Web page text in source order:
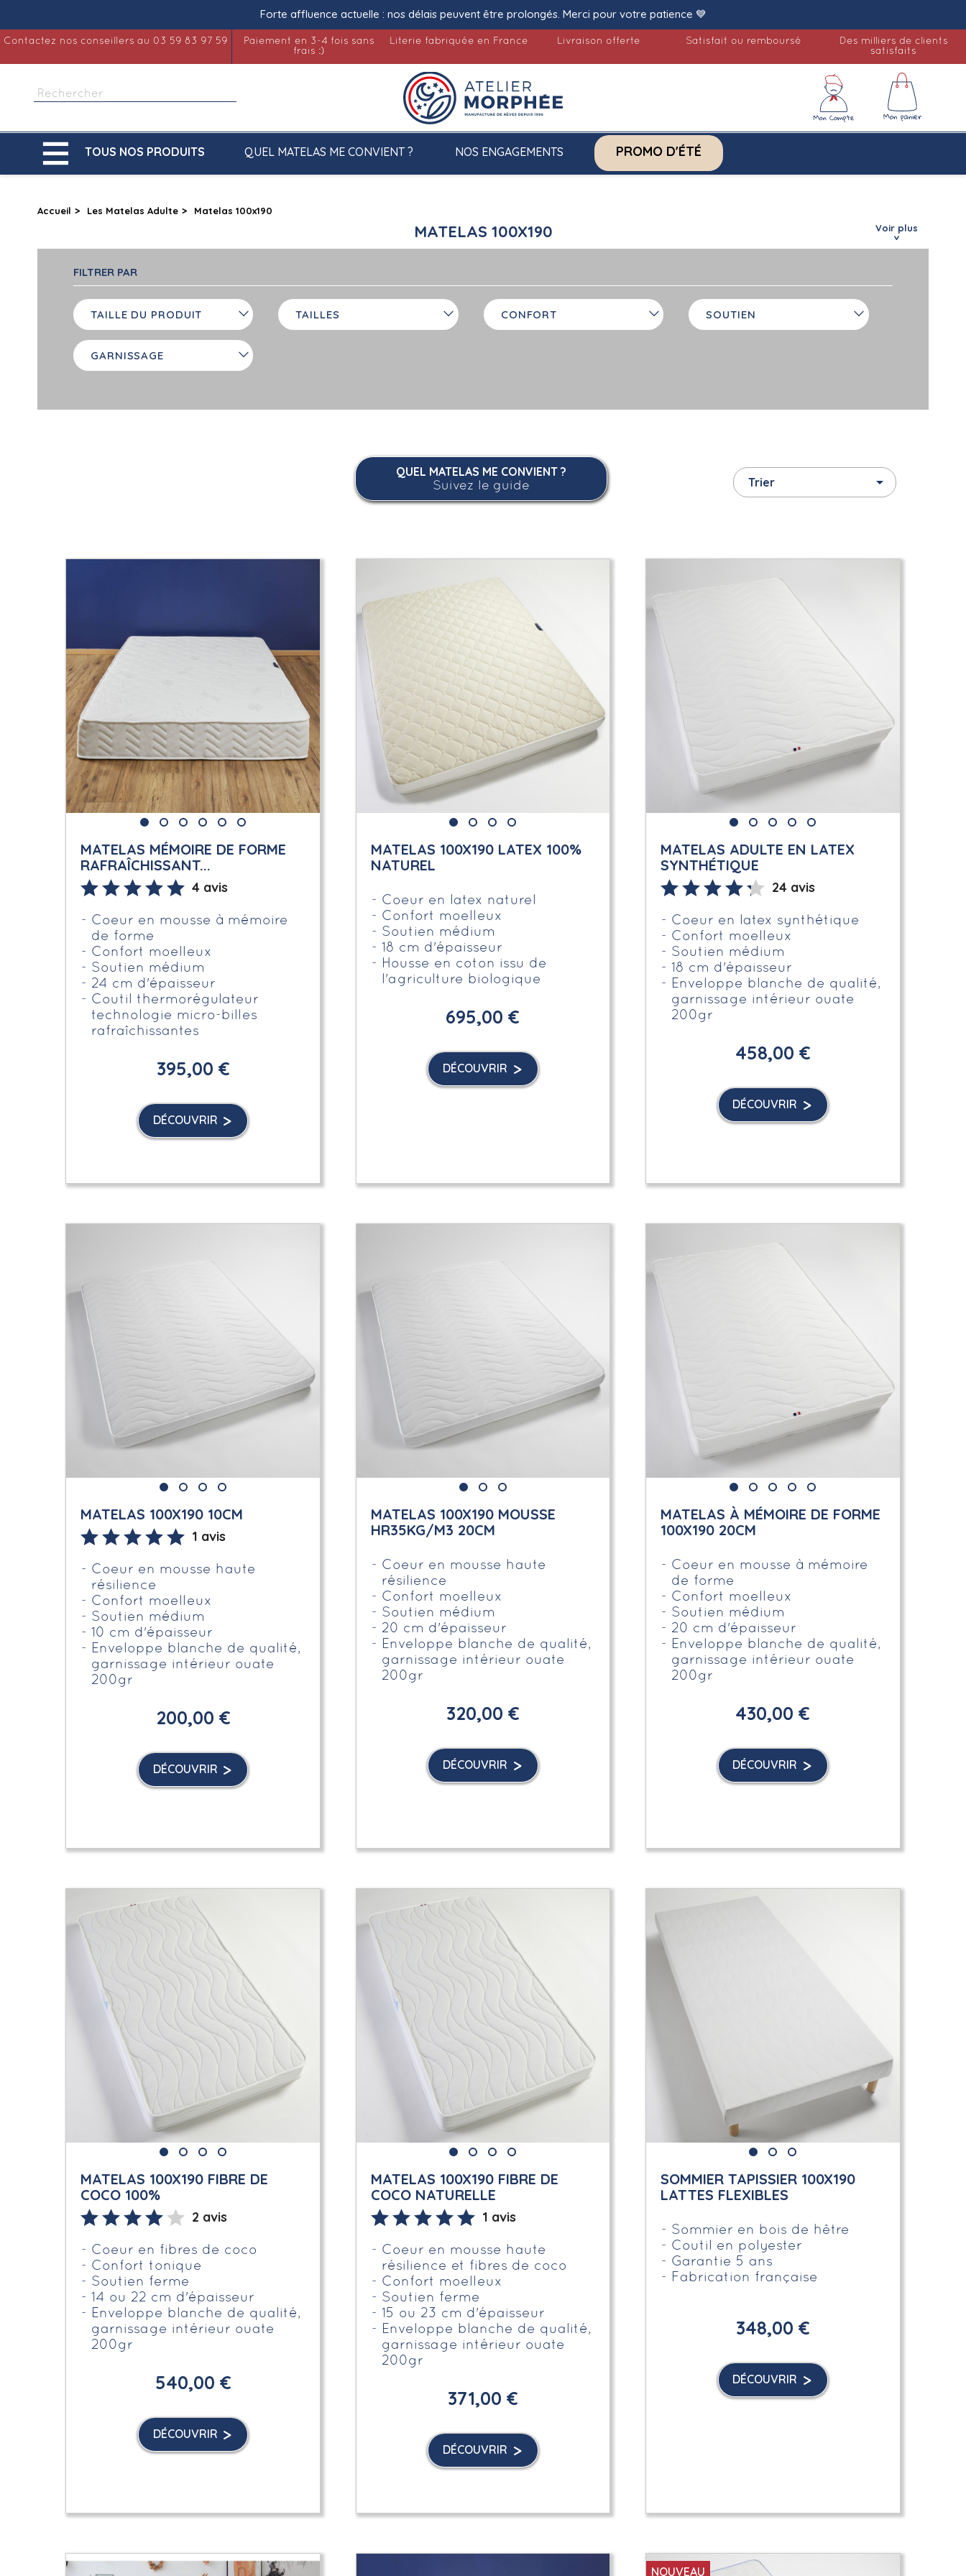
Forte affluence actuelle : nos délais peuvent être prolongés. Merci pour votre patience 💙
Contactez nos conseillers au 03 59 83 97 59
Paiement en 3-4 fois sans
frais :)
Literie fabriquée en France Livraison offerte Satisfait ou remboursé
Des milliers de clients
satisfaits
 TOUS NOS PRODUITS QUEL MATELAS ME CONVIENT ? NOS ENGAGEMENTS PROMO D'ÉTÉ
Accueil Les Matelas Adulte Matelas 100x190
MATELAS 100X190 Voir plus
FILTRER PAR
TAILLE DU PRODUIT TAILLES CONFORT SOUTIEN
GARNISSAGE
QUEL MATELAS ME CONVIENT ?
Suivez le guide Trier 
MATELAS MÉMOIRE DE FORME
RAFRAÎCHISSANT...
4 avis
Coeur en mousse à mémoire
de forme
Confort moelleux
Soutien médium
24 cm d'épaisseur
Coutil thermorégulateur
technologie micro-billes
rafraîchissantes
395,00 €
DÉCOUVRIR
MATELAS 100X190 LATEX 100%
NATUREL
Coeur en latex naturel
Confort moelleux
Soutien médium
18 cm d'épaisseur
Housse en coton issu de
l'agriculture biologique
695,00 €
DÉCOUVRIR
MATELAS ADULTE EN LATEX
SYNTHÉTIQUE
24 avis
Coeur en latex synthétique
Confort moelleux
Soutien médium
18 cm d'épaisseur
Enveloppe blanche de qualité,
garnissage intérieur ouate
200gr
458,00 €
DÉCOUVRIR
MATELAS 100X190 10CM
1 avis
Coeur en mousse haute
résilience
Confort moelleux
Soutien médium
10 cm d'épaisseur
Enveloppe blanche de qualité,
garnissage intérieur ouate
200gr
200,00 €
DÉCOUVRIR
MATELAS 100X190 MOUSSE
HR35KG/M3 20CM
Coeur en mousse haute
résilience
Confort moelleux
Soutien médium
20 cm d'épaisseur
Enveloppe blanche de qualité,
garnissage intérieur ouate
200gr
320,00 €
DÉCOUVRIR
MATELAS À MÉMOIRE DE FORME
100X190 20CM
Coeur en mousse à mémoire
de forme
Confort moelleux
Soutien médium
20 cm d'épaisseur
Enveloppe blanche de qualité,
garnissage intérieur ouate
200gr
430,00 €
DÉCOUVRIR
MATELAS 100X190 FIBRE DE
COCO 100%
2 avis
Coeur en fibres de coco
Confort tonique
Soutien ferme
14 ou 22 cm d'épaisseur
Enveloppe blanche de qualité,
garnissage intérieur ouate
200gr
540,00 €
DÉCOUVRIR
MATELAS 100X190 FIBRE DE
COCO NATURELLE
1 avis
Coeur en mousse haute
résilience et fibres de coco
Confort moelleux
Soutien ferme
15 ou 23 cm d'épaisseur
Enveloppe blanche de qualité,
garnissage intérieur ouate
200gr
371,00 €
DÉCOUVRIR
SOMMIER TAPISSIER 100X190
LATTES FLEXIBLES
Sommier en bois de hêtre
Coutil en polyester
Garantie 5 ans
Fabrication française
348,00 €
DÉCOUVRIR
NOUVEAU